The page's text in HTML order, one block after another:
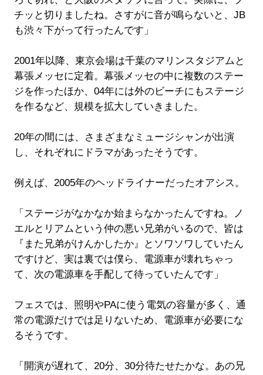
チッと切りましたね。さすがに音が鳴らないと、JB
も渋々下がって行ったんです」
2001年以降、東京会場は千葉のマリンスタジアムと
幕張メッセに定着。幕張メッセの中に複数のステー
ジを作ったほか、04年には外のビーチにもステージ
を作るなど、規模を拡大していきました。
20年の間には、さまざまなミュージシャンが出演
し、それぞれにドラマがあったそうです。
例えば、2005年のヘッドライナーだったオアシス。
「ステージがなかなか始まらなかったんですね。ノ
エルとリアムという仲の悪い兄弟がいるので、皆は
『また兄弟がけんかしたか』とソワソワしていたん
ですけど、実は裏では僕ら、電源車が壊れちゃっ
て、次の電源車を手配して待っていたんです」
フェスでは、照明やPAに使う電気の容量が多く、通
常の電源だけでは足りないため、電源車が必要にな
るそうです。
「開演が遅れて、20分、30分待たせたかな。あの兄